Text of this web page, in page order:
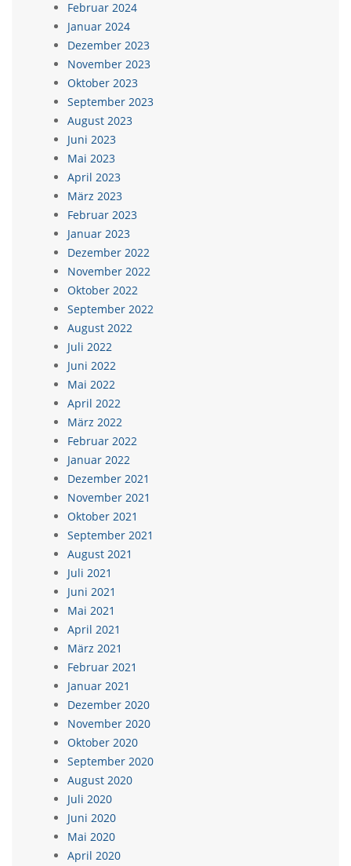
Februar 2024
Januar 2024
Dezember 2023
November 2023
Oktober 2023
September 2023
August 2023
Juni 2023
Mai 2023
April 2023
März 2023
Februar 2023
Januar 2023
Dezember 2022
November 2022
Oktober 2022
September 2022
August 2022
Juli 2022
Juni 2022
Mai 2022
April 2022
März 2022
Februar 2022
Januar 2022
Dezember 2021
November 2021
Oktober 2021
September 2021
August 2021
Juli 2021
Juni 2021
Mai 2021
April 2021
März 2021
Februar 2021
Januar 2021
Dezember 2020
November 2020
Oktober 2020
September 2020
August 2020
Juli 2020
Juni 2020
Mai 2020
April 2020